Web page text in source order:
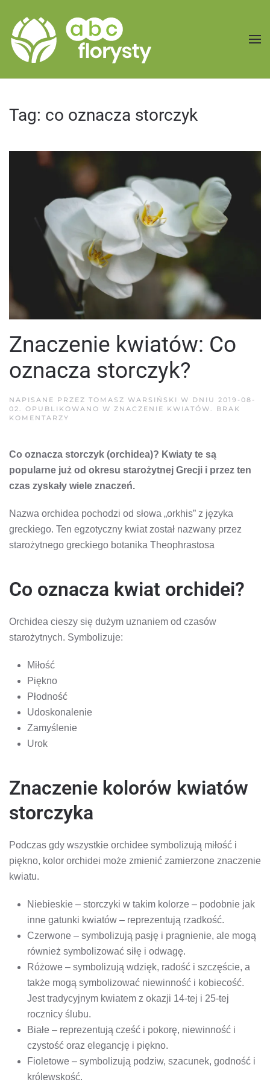
Przejdź do treści głównej
Tag: co oznacza storczyk
Znaczenie kwiatów: Co
oznacza storczyk?
NAPISANE PRZEZ TOMASZ WARSIŃSKI W DNIU 2019-08-
02. OPUBLIKOWANO W ZNACZENIE KWIATÓW. BRAK
KOMENTARZY
OZNACZA
Co oznacza storczyk (orchidea)? Kwiaty te są
popularne już od okresu starożytnej Grecji i przez ten
czas zyskały wiele znaczeń.
Nazwa orchidea pochodzi od słowa „orkhis” z języka
greckiego. Ten egzotyczny kwiat został nazwany przez
starożytnego greckiego botanika Theophrastosa
Co oznacza kwiat orchidei?
Orchidea cieszy się dużym uznaniem od czasów
starożytnych. Symbolizuje:
Miłość
Piękno
Płodność
Udoskonalenie
Zamyślenie
Urok
Znaczenie kolorów kwiatów
storczyka
Podczas gdy wszystkie orchidee symbolizują miłość i
piękno, kolor orchidei może zmienić zamierzone znaczenie
kwiatu.
Niebieskie – storczyki w takim kolorze – podobnie jak
inne gatunki kwiatów – reprezentują rzadkość.
Czerwone – symbolizują pasję i pragnienie, ale mogą
również symbolizować siłę i odwagę.
Różowe – symbolizują wdzięk, radość i szczęście, a
także mogą symbolizować niewinność i kobiecość.
Jest tradycyjnym kwiatem z okazji 14-tej i 25-tej
rocznicy ślubu.
Białe – reprezentują cześć i pokorę, niewinność i
czystość oraz elegancję i piękno.
Fioletowe – symbolizują podziw, szacunek, godność i
królewskość.